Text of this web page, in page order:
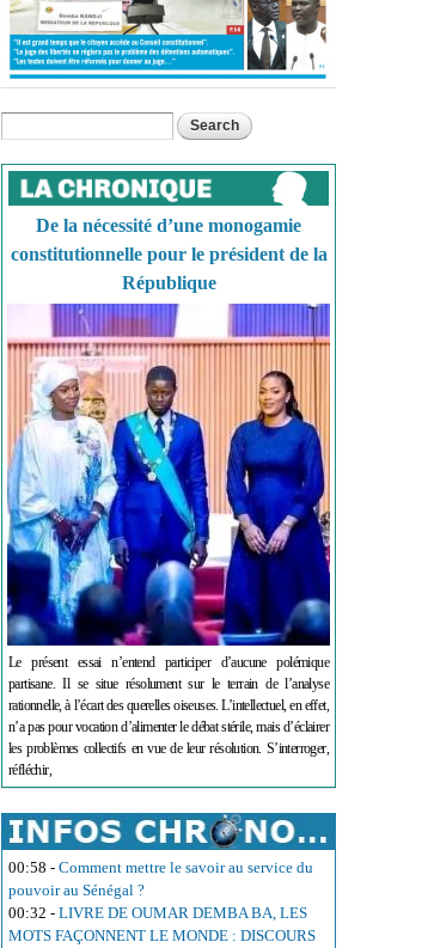
Search form
De la nécessité d’une monogamie
constitutionnelle pour le président de la
République
Le présent essai n’entend participer d’aucune polémique
partisane. Il se situe résolument sur le terrain de l’analyse
rationnelle, à l’écart des querelles oiseuses. L’intellectuel, en effet,
n’a pas pour vocation d’alimenter le débat stérile, mais d’éclairer
les problèmes collectifs en vue de leur résolution. S’interroger,
réfléchir,
00:58 - Comment mettre le savoir au service du
pouvoir au Sénégal ?
00:32 - LIVRE DE OUMAR DEMBA BA, LES
MOTS FAÇONNENT LE MONDE : DISCOURS